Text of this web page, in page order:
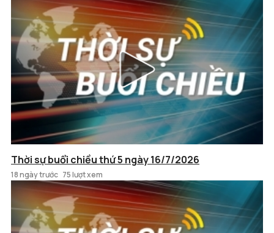
Thời sự buổi chiều thứ 5 ngày 16/7/2026
18 ngày trước 75 lượt xem